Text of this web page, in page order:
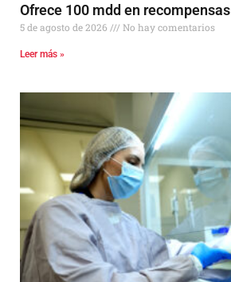
Ofrece 100 mdd en recompensas
5 de agosto de 2026 No hay comentarios
Leer más »